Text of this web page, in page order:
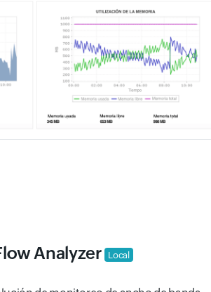
Analyzer Local